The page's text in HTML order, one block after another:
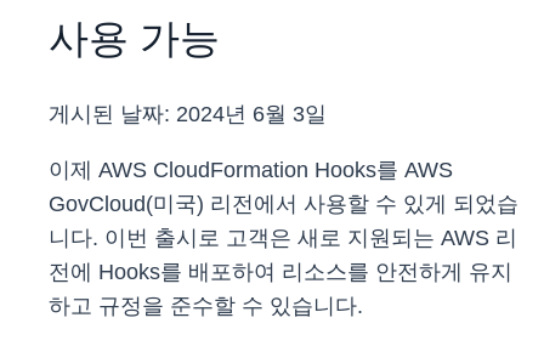
사용 가능
게시된 날짜: 2024년 6월 3일
이제 AWS CloudFormation Hooks를 AWS
GovCloud(미국) 리전에서 사용할 수 있게 되었습
니다. 이번 출시로 고객은 새로 지원되는 AWS 리
전에 Hooks를 배포하여 리소스를 안전하게 유지
하고 규정을 준수할 수 있습니다.